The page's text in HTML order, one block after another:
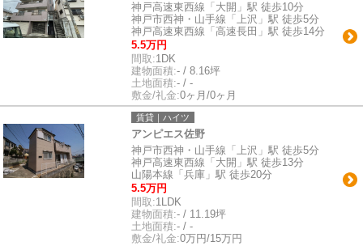
神戸高速東西線「大開」駅 徒歩10分
神戸市西神・山手線「上沢」駅 徒歩5分
神戸高速東西線「高速長田」駅 徒歩14分
5.5万円
間取:1DK
建物面積:- / 8.16坪
土地面積:- / -
敷金/礼金:0ヶ月/0ヶ月
賃貸｜ハイツ
アンピエス佐野
神戸市西神・山手線「上沢」駅 徒歩5分
神戸高速東西線「大開」駅 徒歩13分
山陽本線「兵庫」駅 徒歩20分
5.5万円
間取:1LDK
建物面積:- / 11.19坪
土地面積:- / -
敷金/礼金:0万円/15万円